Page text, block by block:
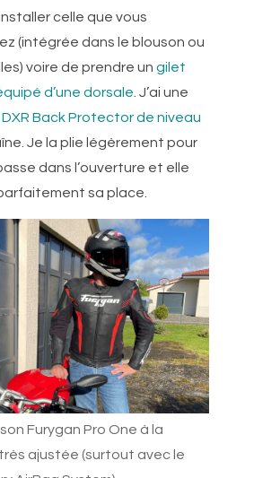
celle que vous
(intégrée dans le blouson ou
voire de prendre un gilet
d’une dorsale . J’ai une
DXR Back Protector de niveau
Je la plie légèrement pour
dans l’ouverture et elle
sa place.
Furygan Pro One à la
ajustée (surtout avec le